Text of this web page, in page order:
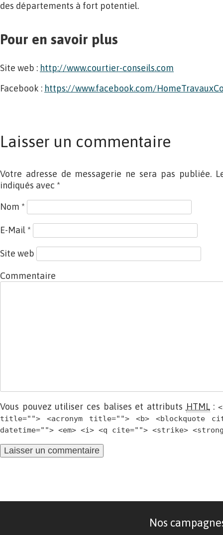
des départements à fort potentiel.
Pour en savoir plus
Site web : http://www.courtier-conseils.com
Facebook : https://www.facebook.com/
Laisser un commentaire
Votre adresse de messagerie ne sera pas publiée.
indiqués avec *
Nom *
E-Mail *
Site web
Commentaire
Vous pouvez utiliser ces balises et attributs HTML:
title=""> <acronym title=""> <b> <blockquote
datetime=""> <em> <i> <q cite=""> <strike>
Nos